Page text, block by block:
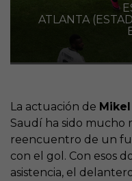
ATLANTA
La actuación de
Saudí ha sido mucho
reencuentro de un
con el gol. Con esos
asistencia, el